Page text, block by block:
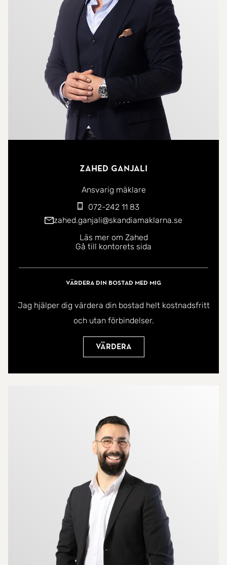
Brf Backadalen är en stor och populär förening
inom HSB, känd för sina välskötta omgivningar,
där du kan njuta av trivsamma innergårdar med
lekplatser, grillområden och sociala ytor. Du bor här
med bra avstånd till kommunikationer som tar dig
snabbt till centrala Göteborg, och i närheten finns
ett omfattande serviceutbud på Selma Lagerlöfs
Torg och Bäckebol Center. Ca. 10 195 kr i
kommer att tilltala många! Boka din visning redan
idag och upplev denna stundande drömbostad!
Här bor du mellan trivsamma gårdar med fina
gräsytor och prunkande rabatter.
Bra kommunikationer leder snabbt in till city eller
närliggande Selma Lagerlöfs Torg, Bäckebol
Centrum eller Backaplan med sina stora utbud av
Välkommen Hem!
Zahed Ganjali
Ansvarig mäklare
072-242 11 83
zahed.ganjali@skandiamaklarna.se
Läs mer om Zahed
Gå till kontorets sida
Värdera din bostad med mig
Jag hjälper dig värdera din bostad helt kostnadsfritt
och utan förbindelser.
Värdera